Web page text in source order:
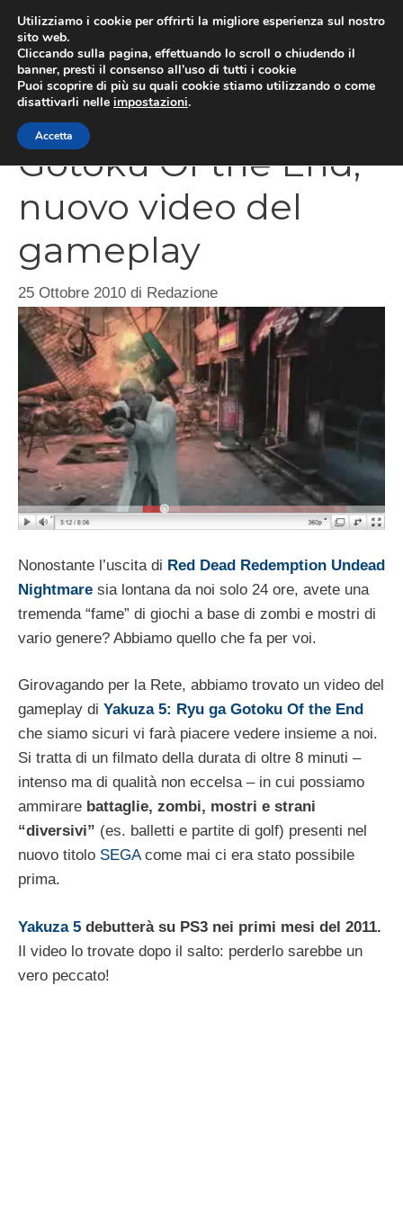
contenuto
Yakuza 5: Ryu ga
Gotoku Of the End,
nuovo video del
gameplay
25 Ottobre 2010 di Redazione
Nonostante l’uscita di Red Dead Redemption Undead
Nightmare sia lontana da noi solo 24 ore, avete una
tremenda “fame” di giochi a base di zombi e mostri di
vario genere? Abbiamo quello che fa per voi.
Girovagando per la Rete, abbiamo trovato un video del
gameplay di Yakuza 5: Ryu ga Gotoku Of the End
che siamo sicuri vi farà piacere vedere insieme a noi.
Si tratta di un filmato della durata di oltre 8 minuti –
intenso ma di qualità non eccelsa – in cui possiamo
ammirare battaglie, zombi, mostri e strani
“diversivi” (es. balletti e partite di golf) presenti nel
nuovo titolo SEGAcome mai ci era stato possibile
prima.
Yakuza 5 debutterà su PS3 nei primi mesi del 2011.
Il video lo trovate dopo il salto: perderlo sarebbe un
vero peccato!
Utilizziamo i cookie per offrirti la migliore esperienza sul nostro
sito web.
Cliccando sulla pagina, effettuando lo scroll o chiudendo il
banner, presti il consenso all’uso di tutti i cookie
Puoi scoprire di più su quali cookie stiamo utilizzando o come
disattivarli nelle impostazioni.
Accetta